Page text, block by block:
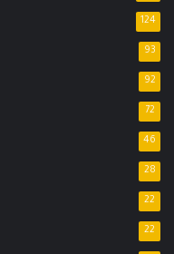
124
93
92
72
46
28
22
22